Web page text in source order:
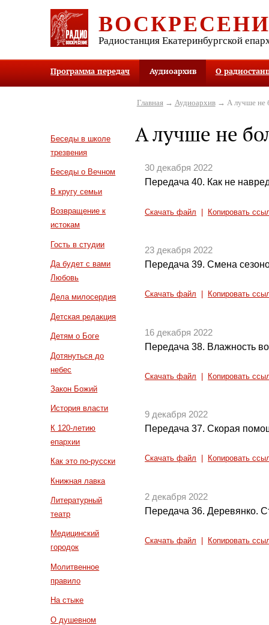
Радиостанция Екатеринбургской
Программа передач Аудиоархив О
Беседы в школе
трезвения
Беседы о Вечном
В кругу семьи
Возвращение к
истокам
Гость в студии
Да будет с вами
Любовь
Дела милосердия
Детская редакция
Детям о Боге
Дотянуться до
небес
Закон Божий
История власти
К 120-летию
епархии
Как это по-русски
Книжная лавка
Литературный
театр
Медицинский
городок
Молитвенное
правило
На стыке
О душевном
Главная→ Аудиоархив→ А лучше не
А лучше не
30 декабря 2022
Передача 40. Как не
Скачать файл Копировать
23 декабря 2022
Передача 39. Смена
Скачать файл Копировать
16 декабря 2022
Передача 38. Влажность
Скачать файл Копировать
9 декабря 2022
Передача 37. Скорая
Скачать файл Копировать
2 декабря 2022
Передача 36. Деревянко.
Скачать файл Копировать